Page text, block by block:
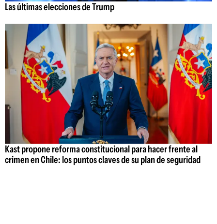
Las últimas elecciones de Trump
Kast propone reforma constitucional para hacer frente al
crimen en Chile: los puntos claves de su plan de seguridad